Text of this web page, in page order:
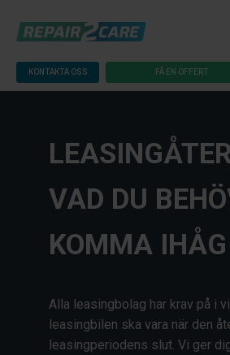
KONTAKTA OSS FÅ EN OFFERT
VAD DU
KOMMA IHÅG
Alla leasingbolag har krav på i
leasingbilen ska vara när den
leasingperiodens slut. Vi ger